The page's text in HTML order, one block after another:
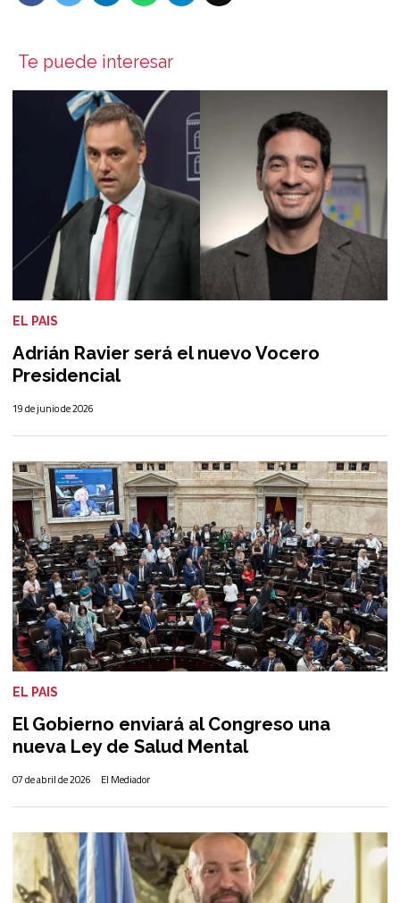
Te puede interesar
Adrián Ravier será el nuevo Vocero
Presidencial
EL PAIS
19 de junio de 2026
El Gobierno enviará al Congreso una
nueva Ley de Salud Mental
El Mediador
EL PAIS
07 de abril de 2026